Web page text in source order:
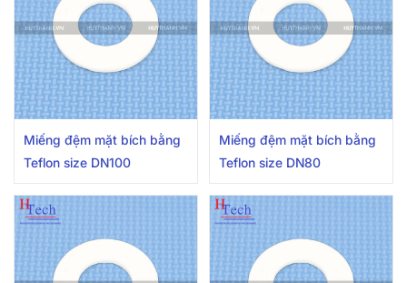
Miếng đệm mặt bích bằng
Teflon size DN100
Miếng đệm mặt bích bằng
Teflon size DN80